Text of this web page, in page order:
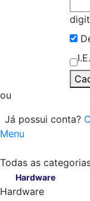
ou
Já possui conta?
Menu
Todas as
Hardware
Hardware